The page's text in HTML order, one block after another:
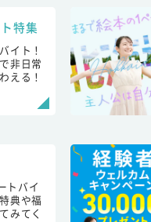
特集
イト！
非日常
える！
トバイ
典や福
みてく